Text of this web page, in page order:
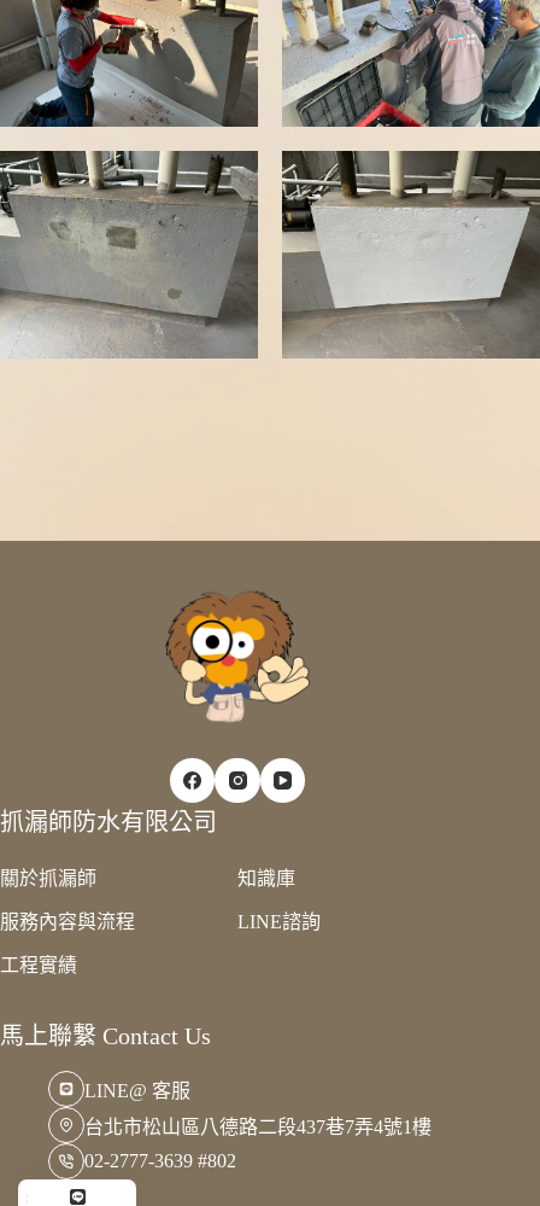
抓漏師防水有限公司
關於抓漏師
服務內容與流程
工程實績
知識庫
LINE諮詢
馬上聯繫 Contact Us
LINE@ 客服
台北市松山區八德路二段437巷7弄4號1樓
02-2777-3639 #802